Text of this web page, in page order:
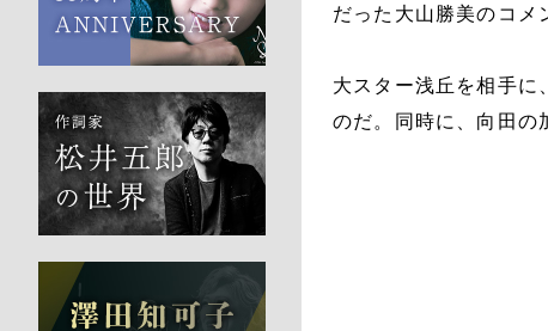
だった大山勝美のコメ
大スター浅丘を相手に
のだ。同時に、向田の